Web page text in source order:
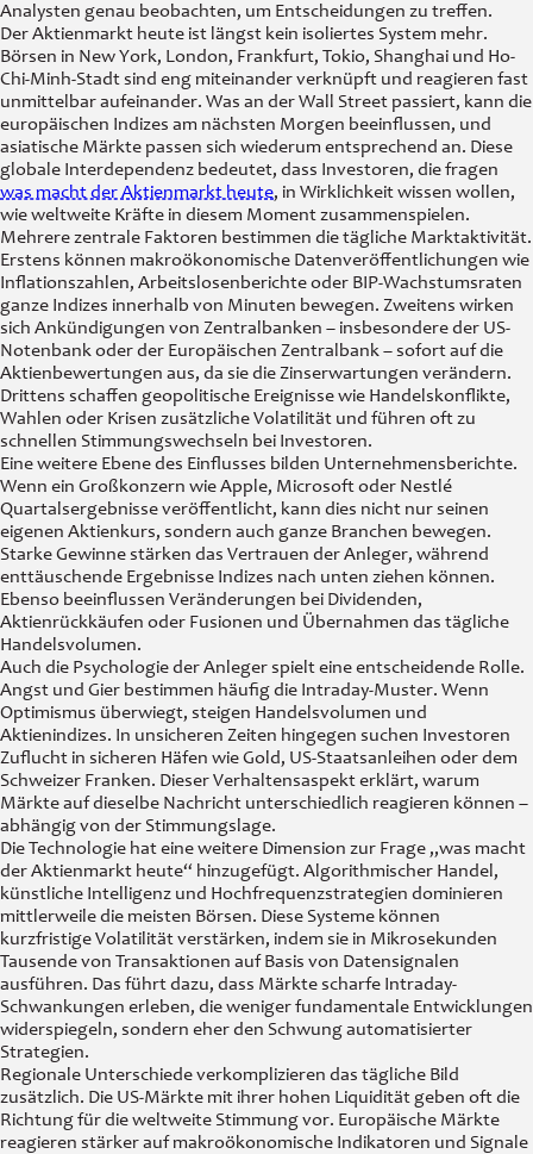
Analysten genau beobachten, um Entscheidungen zu treffen.
Der Aktienmarkt heute ist längst kein isoliertes System mehr.
Börsen in New York, London, Frankfurt, Tokio, Shanghai und Ho-
Chi-Minh-Stadt sind eng miteinander verknüpft und reagieren fast
unmittelbar aufeinander. Was an der Wall Street passiert, kann die
europäischen Indizes am nächsten Morgen beeinflussen, und
asiatische Märkte passen sich wiederum entsprechend an. Diese
globale Interdependenz bedeutet, dass Investoren, die fragen
was macht der Aktienmarkt heute, in Wirklichkeit wissen wollen,
wie weltweite Kräfte in diesem Moment zusammenspielen.
Mehrere zentrale Faktoren bestimmen die tägliche Marktaktivität.
Erstens können makroökonomische Datenveröffentlichungen wie
Inflationszahlen, Arbeitslosenberichte oder BIP-Wachstumsraten
ganze Indizes innerhalb von Minuten bewegen. Zweitens wirken
sich Ankündigungen von Zentralbanken – insbesondere der US-
Notenbank oder der Europäischen Zentralbank – sofort auf die
Aktienbewertungen aus, da sie die Zinserwartungen verändern.
Drittens schaffen geopolitische Ereignisse wie Handelskonflikte,
Wahlen oder Krisen zusätzliche Volatilität und führen oft zu
schnellen Stimmungswechseln bei Investoren.
Eine weitere Ebene des Einflusses bilden Unternehmensberichte.
Wenn ein Großkonzern wie Apple, Microsoft oder Nestlé
Quartalsergebnisse veröffentlicht, kann dies nicht nur seinen
eigenen Aktienkurs, sondern auch ganze Branchen bewegen.
Starke Gewinne stärken das Vertrauen der Anleger, während
enttäuschende Ergebnisse Indizes nach unten ziehen können.
Ebenso beeinflussen Veränderungen bei Dividenden,
Aktienrückkäufen oder Fusionen und Übernahmen das tägliche
Handelsvolumen.
Auch die Psychologie der Anleger spielt eine entscheidende Rolle.
Angst und Gier bestimmen häufig die Intraday-Muster. Wenn
Optimismus überwiegt, steigen Handelsvolumen und
Aktienindizes. In unsicheren Zeiten hingegen suchen Investoren
Zuflucht in sicheren Häfen wie Gold, US-Staatsanleihen oder dem
Schweizer Franken. Dieser Verhaltensaspekt erklärt, warum
Märkte auf dieselbe Nachricht unterschiedlich reagieren können –
abhängig von der Stimmungslage.
Die Technologie hat eine weitere Dimension zur Frage „was macht
der Aktienmarkt heute“ hinzugefügt. Algorithmischer Handel,
künstliche Intelligenz und Hochfrequenzstrategien dominieren
mittlerweile die meisten Börsen. Diese Systeme können
kurzfristige Volatilität verstärken, indem sie in Mikrosekunden
Tausende von Transaktionen auf Basis von Datensignalen
ausführen. Das führt dazu, dass Märkte scharfe Intraday-
Schwankungen erleben, die weniger fundamentale Entwicklungen
widerspiegeln, sondern eher den Schwung automatisierter
Strategien.
Regionale Unterschiede verkomplizieren das tägliche Bild
zusätzlich. Die US-Märkte mit ihrer hohen Liquidität geben oft die
Richtung für die weltweite Stimmung vor. Europäische Märkte
reagieren stärker auf makroökonomische Indikatoren und Signale